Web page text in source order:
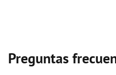
Preguntas